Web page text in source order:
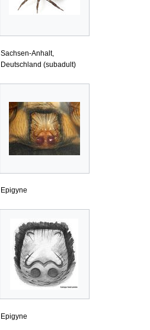
Sachsen-Anhalt,
Deutschland (subadult)
Epigyne
Epigyne